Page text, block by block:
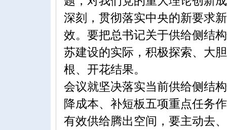
深刻，贯彻落实中央的新要求
效。要把总书记关于供给侧结
苏建设的实际，积极探索、大
根、开花结果。
会议就坚决落实当前供给侧结
降成本、补短板五项重点任务
有效供给腾出空间，要主动去